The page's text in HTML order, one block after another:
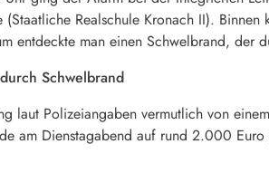
(Staatliche Realschule Kronach II).
entdeckte man einen Schwelbrand, der
Schwelbrand
laut Polizeiangaben vermutlich von
am Dienstagabend auf rund 2.000